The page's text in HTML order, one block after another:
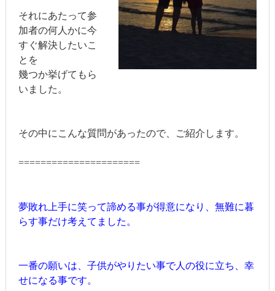
それにあたって参
加者の何人かに今
すぐ解決したいこ
とを
幾つか挙げてもら
いました。
その中にこんな質問があったので、ご紹介します。
======================
夢敗れ上手に笑って諦める事が得意になり、無難に暮
らす事だけ考えてました。
一番の願いは、子供がやりたい事で人の役に立ち、幸
せになる事です。